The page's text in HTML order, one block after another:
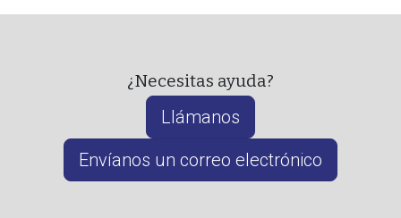
¿Necesitas ayuda?
Llámanos
Envíanos un correo electrónico